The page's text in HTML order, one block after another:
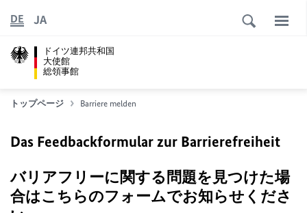
ドイツ連邦共和国
大使館
総領事館
DE JA
トップページ Barriere melden
Das Feedbackformular zur Barrierefreiheit
バリアフリーに関する問題を見つけた場
合はこちらのフォームでお知らせくださ